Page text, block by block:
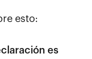
esto:
es